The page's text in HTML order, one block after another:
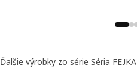
Ďalšie výrobky zo série Séria FEJKA